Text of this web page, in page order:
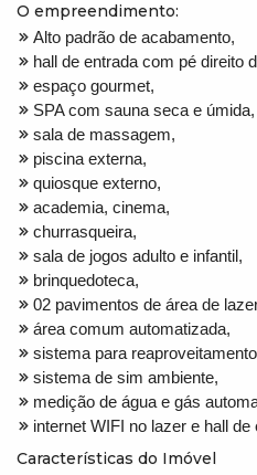
O empreendimento:
Alto padrão de acabamento,
hall de entrada com pé direito
espaço gourmet,
SPA com sauna seca e úmida,
sala de massagem,
piscina externa,
quiosque externo,
academia, cinema,
churrasqueira,
sala de jogos adulto e infantil,
brinquedoteca,
02 pavimentos de área de
área comum automatizada,
sistema para
sistema de sim ambiente,
medição de água e gás
internet WIFI no lazer e hall de
Características do Imóvel